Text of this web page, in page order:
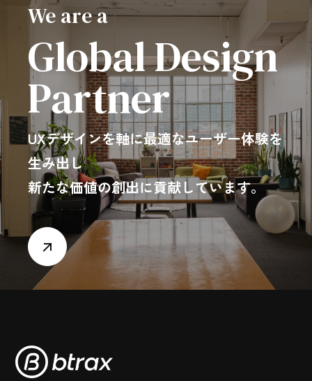
We are a
Global Design
Partner
UXデザインを軸に最適なユーザー体験を
生み出し
新たな価値の創出に貢献しています。